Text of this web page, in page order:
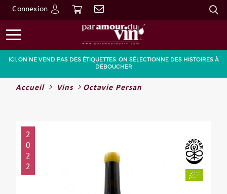
Connexion
Go
ICI, ON NE VEND PAS DES ÉTIQUETTES. ON SÉLECTIONNE DES HISTOIRES À
DÉBOUCHER
Accueil Vins Octavie Persan
2
0
2
2